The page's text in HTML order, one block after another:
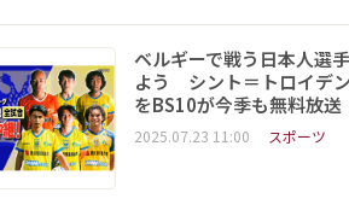
ベルギーで戦う日本人選
よう シント＝トロイデ
をBS10が今季も無料放送
2025.07.23 11:00 スポーツ